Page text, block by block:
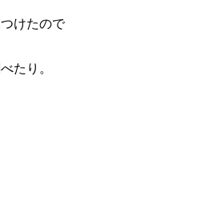
けたので
たり。